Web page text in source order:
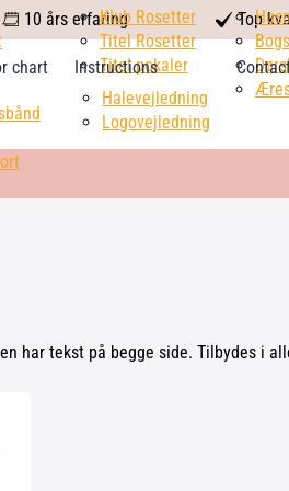
calendar
10 års erfaring
check
mark
Top
chart
Instructions
Halevejledning
Logovejledning
Klub Rosetter
Titel Rosetter
Titel pokaler
har tekst på begge side. Tilbydes i